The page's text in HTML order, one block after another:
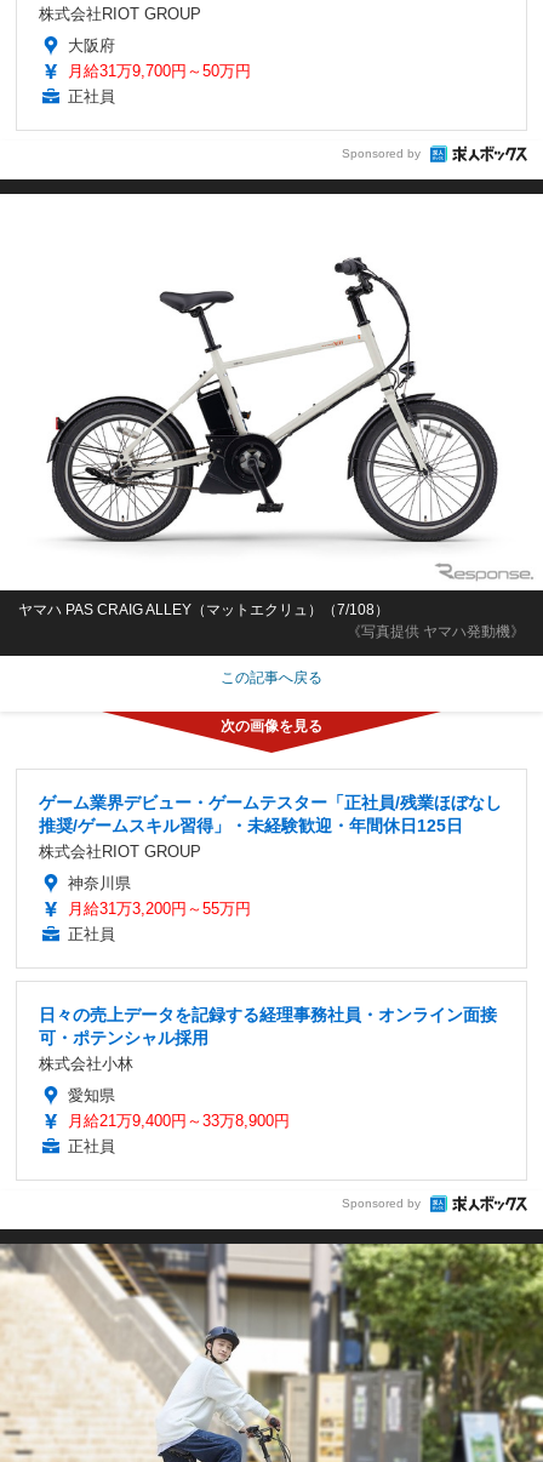
株式会社RIOT GROUP
大阪府
月給31万9,700円～50万円
正社員
Sponsored by
《写真提供 ヤマハ発動機》
ヤマハ PAS CRAIG ALLEY（マットエクリュ）（7/108）
この記事へ戻る
ゲーム業界デビュー・ゲームテスター「正社員/残業ほぼなし
推奨/ゲームスキル習得」・未経験歓迎・年間休日125日
株式会社RIOT GROUP
神奈川県
月給31万3,200円～55万円
正社員
日々の売上データを記録する経理事務社員・オンライン面接
可・ポテンシャル採用
株式会社小林
愛知県
月給21万9,400円～33万8,900円
正社員
Sponsored by